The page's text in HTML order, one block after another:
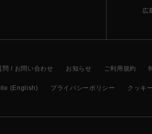
広
問 / お問い合わせ お知らせ ご利用規約
(English) プライバシーポリシー クッキ